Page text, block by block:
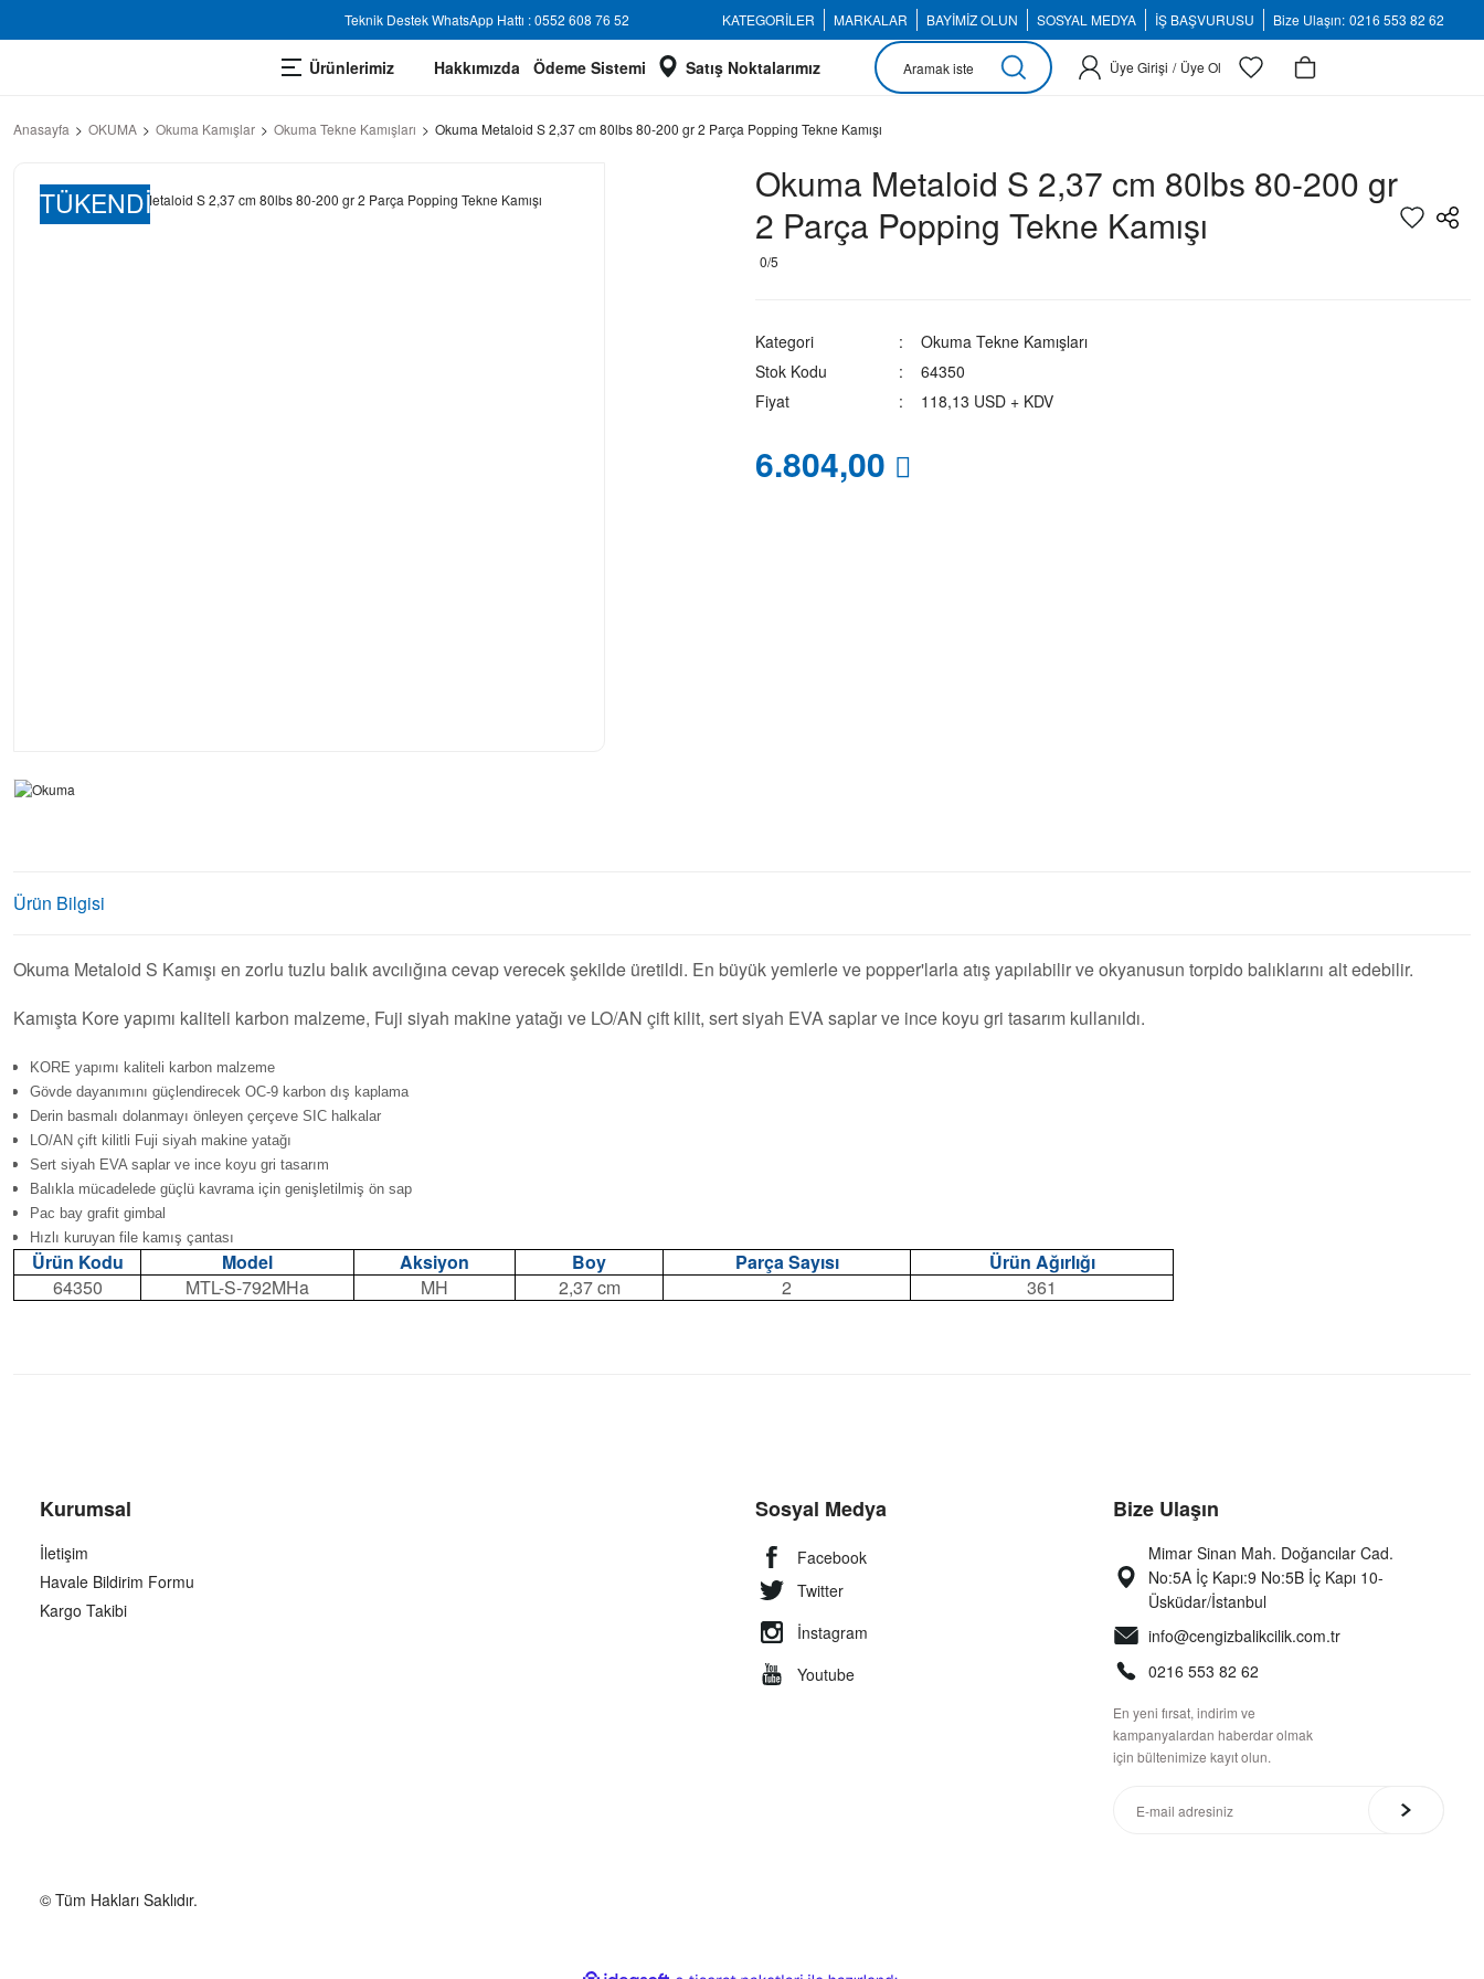
Teknik Destek WhatsApp Hattı : 0552 608 76 52 KATEGORİLER MARKALAR BAYİMİZ OLUN SOSYAL MEDYA İŞ BAŞVURUSU Bize Ulaşın: 0216 553 82 62
Ürünlerimiz Hakkımızda Ödeme Sistemi Satış Noktalarımız Üye Girişi / Üye Ol
Anasayfa OKUMA Okuma Kamışlar Okuma Tekne Kamışları Okuma Metaloid S 2,37 cm 80lbs 80-200 gr 2 Parça Popping Tekne Kamışı
TÜKENDİ
Okuma Metaloid S 2,37 cm 80lbs 80-200 gr
2 Parça Popping Tekne Kamışı
0/5
Kategori
Okuma Tekne Kamışları
Stok Kodu
64350
Fiyat
118,13 USD + KDV
6.804,00
Ürün Bilgisi
Okuma Metaloid S Kamışı en zorlu tuzlu balık avcılığına cevap verecek şekilde üretildi. En büyük yemlerle ve popper'larla atış yapılabilir ve okyanusun torpido balıklarını alt edebilir.
Kamışta Kore yapımı kaliteli karbon malzeme, Fuji siyah makine yatağı ve LO/AN çift kilit, sert siyah EVA saplar ve ince koyu gri tasarım kullanıldı.
KORE yapımı kaliteli karbon malzeme
Gövde dayanımını güçlendirecek OC-9 karbon dış kaplama
Derin basmalı dolanmayı önleyen çerçeve SIC halkalar
LO/AN çift kilitli Fuji siyah makine yatağı
Sert siyah EVA saplar ve ince koyu gri tasarım
Balıkla mücadelede güçlü kavrama için genişletilmiş ön sap
Pac bay grafit gimbal
Hızlı kuruyan file kamış çantası
Ürün Kodu Model Aksiyon Boy Parça Sayısı
Ürün Ağırlığı
64350
MTL-S-792MHa MH 2,37 cm 2 361
Kurumsal
İletişim
Havale Bildirim Formu
Kargo Takibi
Sosyal Medya
Facebook
Twitter
İnstagram
Youtube
Bize Ulaşın
Mimar Sinan Mah. Doğancılar Cad.
No:5A İç Kapı:9 No:5B İç Kapı 10-
Üsküdar/İstanbul
info@cengizbalikcilik.com.tr
0216 553 82 62
En yeni fırsat, indirim ve
kampanyalardan haberdar olmak
için bültenimize kayıt olun.
© Tüm Hakları Saklıdır.